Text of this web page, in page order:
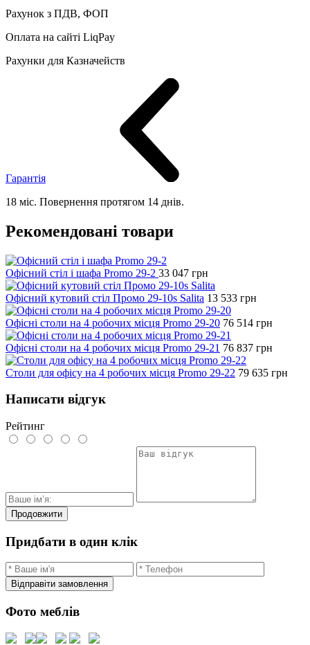
Рахунок з ПДВ, ФОП
Оплата на сайті LiqPay
Рахунки для Казначейств
Гарантія
18 міс. Повернення протягом 14 днів.
Рекомендовані товари
Офісний стіл і шафа Promo 29-2 33 047 грн
Офісний кутовий стіл Промо 29-10s Salita 13 533 грн
Офісні столи на 4 робочих місця Promo 29-20 76 514 грн
Офісні столи на 4 робочих місця Promo 29-21 76 837 грн
Столи для офісу на 4 робочих місця Promo 29-22 79 635 грн
Написати відгук
Рейтинг
Продовжити
Придбати в один клік
Відправіти замовлення
Фото меблів